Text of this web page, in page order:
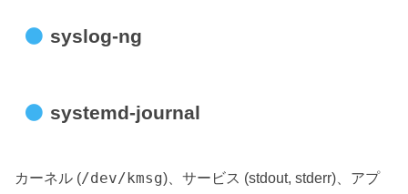
syslog-ng
systemd-journal
カーネル (/dev/kmsg)、サービス (stdout, stderr)、アプ